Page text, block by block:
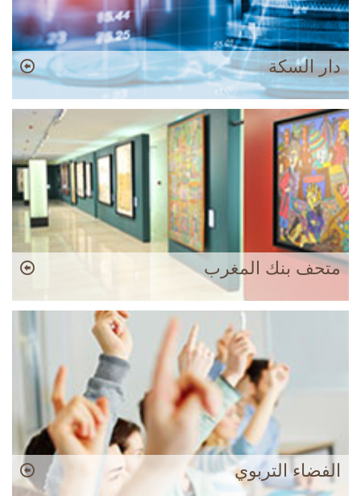
دار السكة
متحف بنك المغرب
الفضاء التربوي